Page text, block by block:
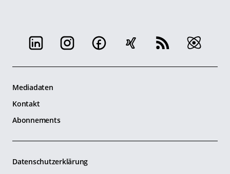
Mediadaten
Kontakt
Abonnements
Datenschutzerklärung